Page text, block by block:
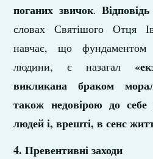
поганих звичок. Відповідь
словах Святішого Отця
навчає, що фундаментом
людини, є назагал
викликана браком
також недовірою до
людей і, врешті, в сенс
4. Превентивні заходи